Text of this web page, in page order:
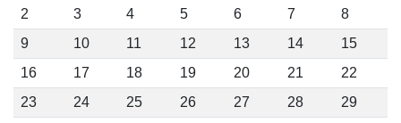
2
3 4 5 6 7
8
9
10 11 12 13 14
15
16
17 18 19 20 21
22
23
24 25 26 27 28
29